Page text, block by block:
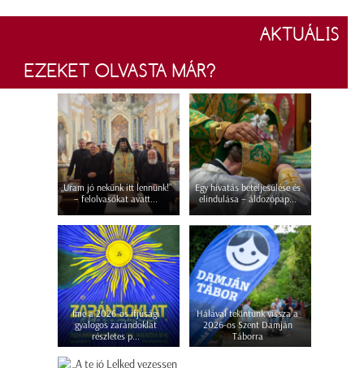
AKTUÁLIS
EZEKET OLVASTA MÁR?
„Uram jó nekünk itt lennünk!”
– felolvasókat avatt...
Egy hivatás beteljesülése és
elindulása – áldozópap...
Íme a 2026-os ifjúsági
gyalogos zarándoklat
részletes p...
Hálával tekintünk vissza a
2026-os Szent Damján
Táborra